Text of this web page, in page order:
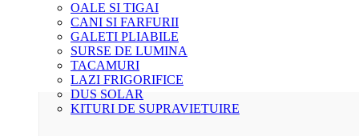
OALE SI TIGAI
CANI SI FARFURII
GALETI PLIABILE
SURSE DE LUMINA
TACAMURI
LAZI FRIGORIFICE
DUS SOLAR
KITURI DE SUPRAVIETUIRE